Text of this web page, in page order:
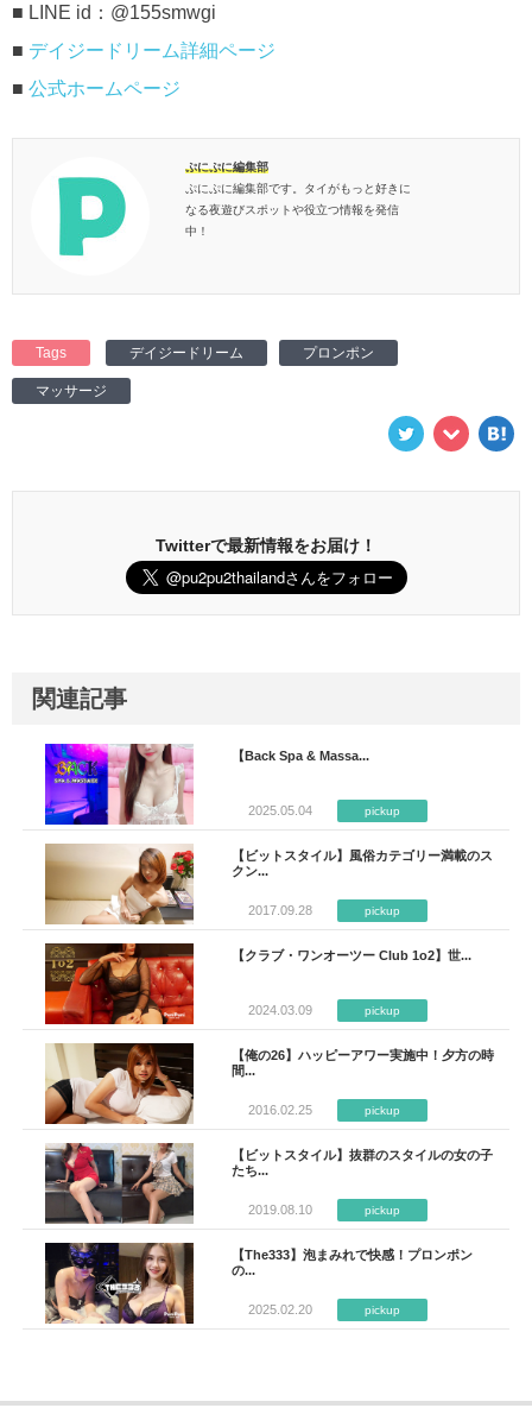
■ LINE id：@155smwgi
■ デイジードリーム詳細ページ
■ 公式ホームページ
ぷにぷに編集部
ぷにぷに編集部です。タイがもっと好きに
なる夜遊びスポットや役立つ情報を発信
中！
Tags デイジードリーム プロンポン
マッサージ
Twitterで最新情報をお届け！
関連記事
【Back Spa & Massa...
2025.05.04 pickup
【ビットスタイル】風俗カテゴリー満載のス
クン...
2017.09.28 pickup
【クラブ・ワンオーツー Club 1o2】世...
2024.03.09 pickup
【俺の26】ハッピーアワー実施中！夕方の時
間...
2016.02.25 pickup
【ビットスタイル】抜群のスタイルの女の子
たち...
2019.08.10 pickup
【The333】泡まみれで快感！プロンポン
の...
2025.02.20 pickup